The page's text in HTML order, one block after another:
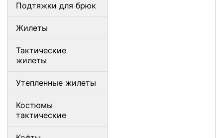
Подтяжки для брюк
Жилеты
Тактические
жилеты
Утепленные жилеты
Костюмы
тактические